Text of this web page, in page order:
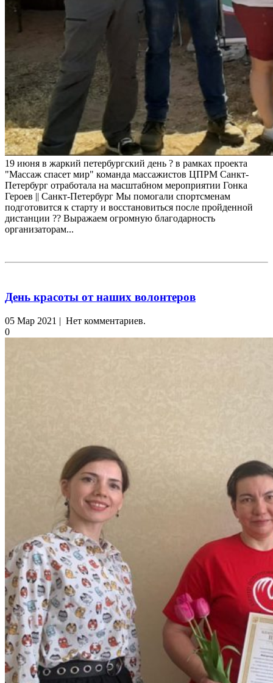
19 июня в жаркий петербургский день ? в рамках проекта
"Массаж спасет мир" команда массажистов ЦПРМ Санкт-
Петербург отработала на масштабном мероприятии Гонка
Героев || Санкт-Петербург Мы помогали спортсменам
подготовится к старту и восстановиться после пройденной
дистанции ?? Выражаем огромную благодарность
организаторам...
День красоты от наших волонтеров
05 Мар 2021 | Нет комментариев.
0